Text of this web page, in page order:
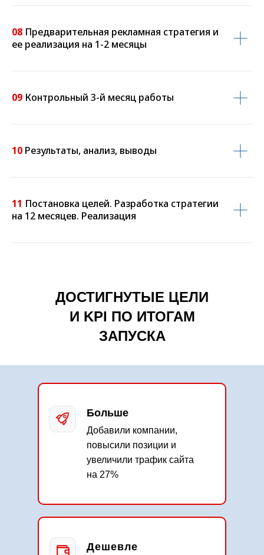
08 Предварительная рекламная стратегия и
ее реализация на 1-2 месяцы
09 Контрольный 3-й месяц работы
10 Результаты, анализ, выводы
11 Постановка целей. Разработка стратегии
на 12 месяцев. Реализация
ДОСТИГНУТЫЕ ЦЕЛИ
И KPI ПО ИТОГАМ
ЗАПУСКА
Больше
Добавили компании,
повысили позиции и
увеличили трафик сайта
на 27%
Дешевле